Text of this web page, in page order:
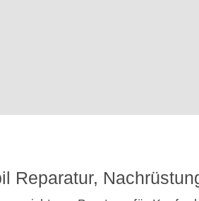
Reparatur,